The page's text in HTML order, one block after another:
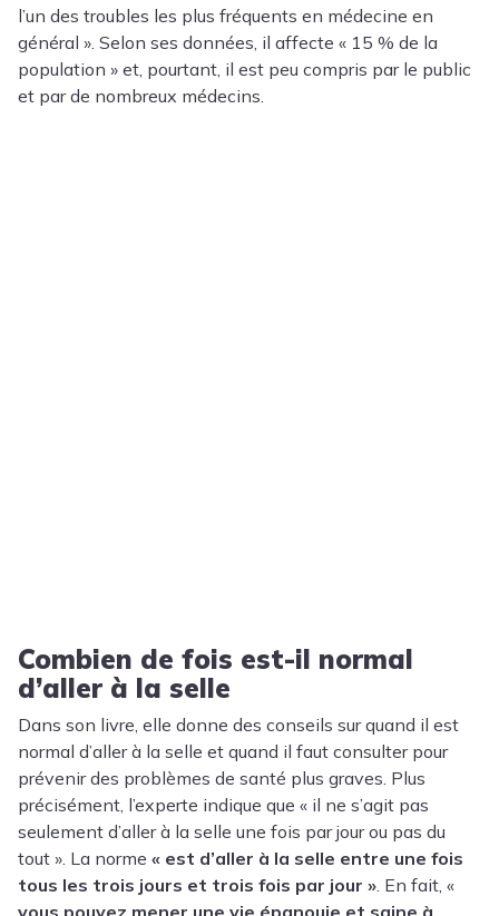
l’un des troubles les plus fréquents en médecine en
général ». Selon ses données, il affecte « 15 % de la
population » et, pourtant, il est peu compris par le public
et par de nombreux médecins.
Combien de fois est-il normal
d’aller à la selle
Dans son livre, elle donne des conseils sur quand il est
normal d’aller à la selle et quand il faut consulter pour
prévenir des problèmes de santé plus graves. Plus
précisément, l’experte indique que « il ne s’agit pas
seulement d’aller à la selle une fois par jour ou pas du
tout ». La norme « est d’aller à la selle entre une fois
tous les trois jours et trois fois par jour ». En fait, «